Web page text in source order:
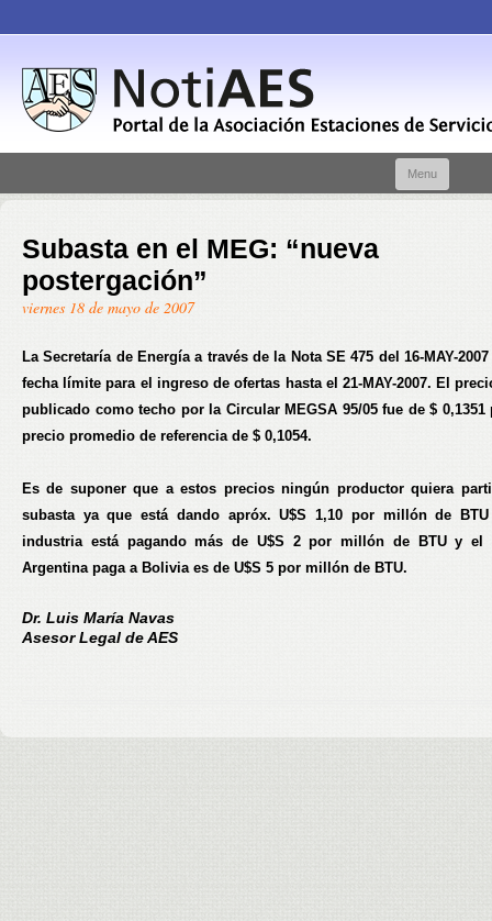
Menu
Subasta en el MEG: “nueva
postergación”
viernes 18 de mayo de 2007
La Secretaría de Energía a través de la Nota SE 475 del 16-MAY-
fecha límite para el ingreso de ofertas hasta el 21-MAY-2007. El
publicado como techo por la Circular MEGSA 95/05 fue de$ 0,1351
precio promedio de referencia de $ 0,1054.
Es de suponer que a estos preciosningún productor quiera
subasta ya que está dando apróx. U$S 1,10 por millón de
industria está pagando más de U$S 2 por millón de BTU y el
Argentina paga a Bolivia es de U$S 5 por millón de BTU.
Dr. Luis María Navas
Asesor Legal de AES